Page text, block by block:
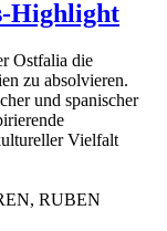
Highlight
Ostfalia die
zu absolvieren.
und spanischer
Vielfalt
RUBEN